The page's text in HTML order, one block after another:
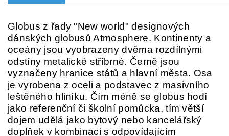
Globus z řady "New world" designových
dánských globusů Atmosphere. Kontinenty a
oceány jsou vyobrazeny dvěma rozdílnými
odstíny metalické stříbrné. Černě jsou
vyznačeny hranice států a hlavní města. Osa
je vyrobena z oceli a podstavec z masivního
leštěného hliníku. Čím méně se globus hodí
jako referenční či školní pomůcka, tím větší
dojem udělá jako bytový nebo kancelářský
doplňek v kombinaci s odpovídajícím